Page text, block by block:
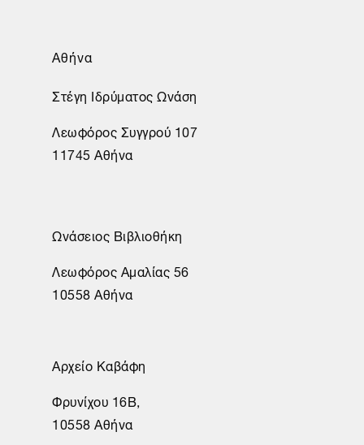
Αθήνα
Στέγη Ιδρύματος Ωνάση
Λεωφόρος Συγγρού 107
11745 Αθήνα
Ωνάσειος Βιβλιοθήκη
Λεωφόρος Αμαλίας 56
10558 Αθήνα
Αρχείο Καβάφη
Φρυνίχου 16Β,
10558 Αθήνα